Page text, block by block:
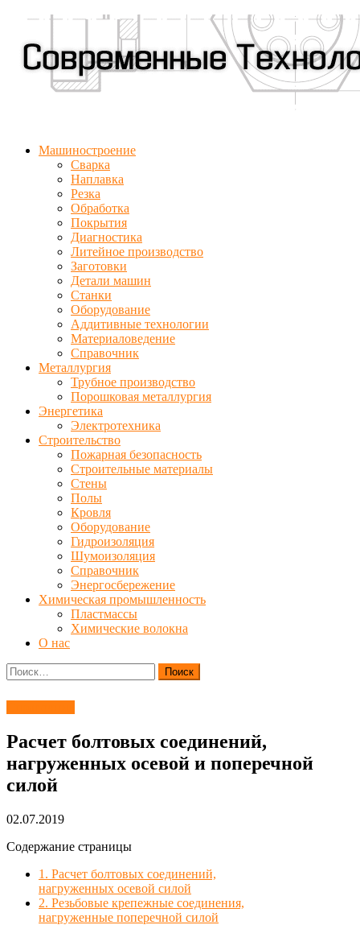
Машиностроение
Сварка
Наплавка
Резка
Обработка
Покрытия
Диагностика
Литейное производство
Заготовки
Детали машин
Станки
Оборудование
Аддитивные технологии
Материаловедение
Справочник
Металлургия
Трубное производство
Порошковая металлургия
Энергетика
Электротехника
Строительство
Пожарная безопасность
Строительные материалы
Стены
Полы
Кровля
Оборудование
Гидроизоляция
Шумоизоляция
Справочник
Энергосбережение
Химическая промышленность
Пластмассы
Химические волокна
О нас
Найти:
Расчет болтовых соединений,
нагруженных осевой и поперечной
силой
02.07.2019
Содержание страницы
1. Расчет болтовых соединений,
нагруженных осевой силой
2. Резьбовые крепежные соединения,
нагруженные поперечной силой